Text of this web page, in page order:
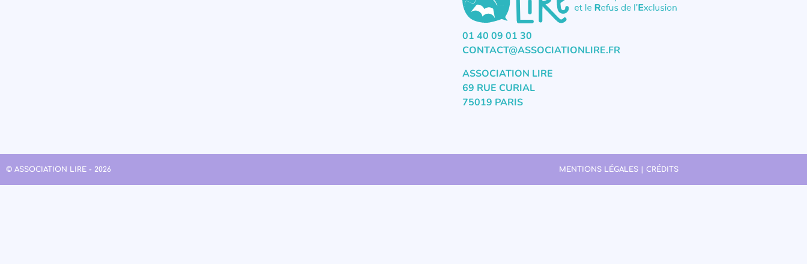
01 40 09 01 30
CONTACT@ASSOCIATIONLIRE.FR
ASSOCIATION LIRE
69 RUE CURIAL
75019 PARIS
© ASSOCIATION LIRE - 2026 MENTIONS LÉGALES | CRÉDITS